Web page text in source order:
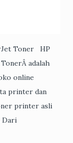
Toner HP
adalah
online
printer dan
printer asli
Dari